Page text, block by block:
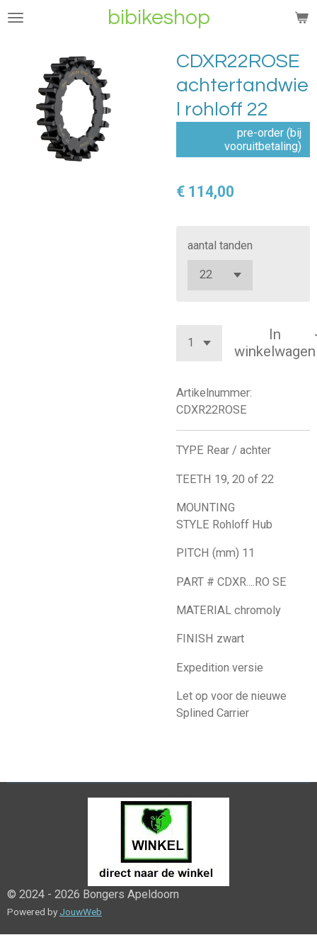
Ga
hoofdinhoud
bibikeshop
CDXR22ROSE
achtertandwie
l rohloff 22
pre-order (bij
vooruitbetaling)
€ 114,00
aantal tanden
In
winkelwagen
Artikelnummer:
CDXR22ROSE
TYPE Rear / achter
TEETH 19, 20 of 22
MOUNTING
STYLE Rohloff Hub
PITCH (mm) 11
PART # CDXR....RO SE
MATERIAL chromoly
FINISH zwart
Expedition versie
Let op voor de nieuwe
Splined Carrier
© 2024 - 2026 Bongers Apeldoorn
Powered by JouwWeb